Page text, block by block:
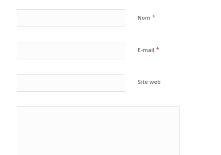
Nom *
E-mail *
Site web